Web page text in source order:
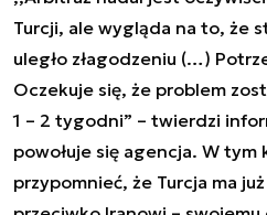
Turcji, ale wygląda na to, że
uległo złagodzeniu (…)
Oczekuje się, że problem
1 – 2 tygodni” – twierdzi
powołuje się agencja. W
przypomnieć, że Turcja ma